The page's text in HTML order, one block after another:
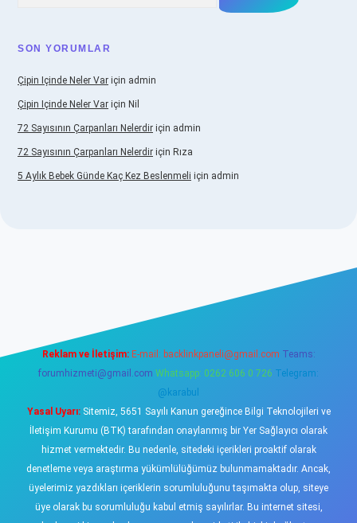
SON YORUMLAR
Çipin Içinde Neler Var için admin
Çipin Içinde Neler Var için Nil
72 Sayısının Çarpanları Nelerdir için admin
72 Sayısının Çarpanları Nelerdir için Rıza
5 Aylık Bebek Günde Kaç Kez Beslenmeli için admin
Reklam ve İletişim: E-mail: backlinkpaneli@gmail.com Teams:
forumhizmeti@gmail.com Whatsapp: 0262 606 0 726 Telegram:
@karabul
Yasal Uyarı:Sitemiz, 5651 Sayılı Kanun gereğince Bilgi Teknolojileri ve
İletişim Kurumu (BTK) tarafından onaylanmış bir Yer Sağlayıcı olarak
hizmet vermektedir. Bu nedenle, sitedeki içerikleri proaktif olarak
denetleme veya araştırma yükümlülüğümüz bulunmamaktadır. Ancak,
üyelerimiz yazdıkları içeriklerin sorumluluğunu taşımakta olup, siteye
üye olarak bu sorumluluğu kabul etmiş sayılırlar. Bu internet sitesi,